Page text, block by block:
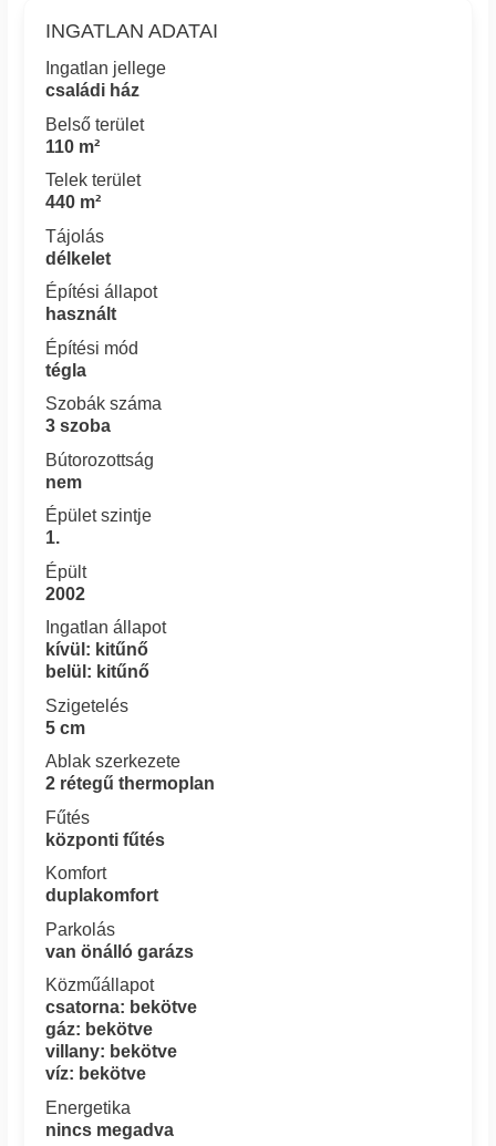
INGATLAN ADATAI
Ingatlan jellege
családi ház
Belső terület
110 m²
Telek terület
440 m²
Tájolás
délkelet
Építési állapot
használt
Építési mód
tégla
Szobák száma
3 szoba
Bútorozottság
nem
Épület szintje
1.
Épült
2002
Ingatlan állapot
kívül: kitűnő
belül: kitűnő
Szigetelés
5 cm
Ablak szerkezete
2 rétegű thermoplan
Fűtés
központi fűtés
Komfort
duplakomfort
Parkolás
van önálló garázs
Közműállapot
csatorna: bekötve
gáz: bekötve
villany: bekötve
víz: bekötve
Energetika
nincs megadva